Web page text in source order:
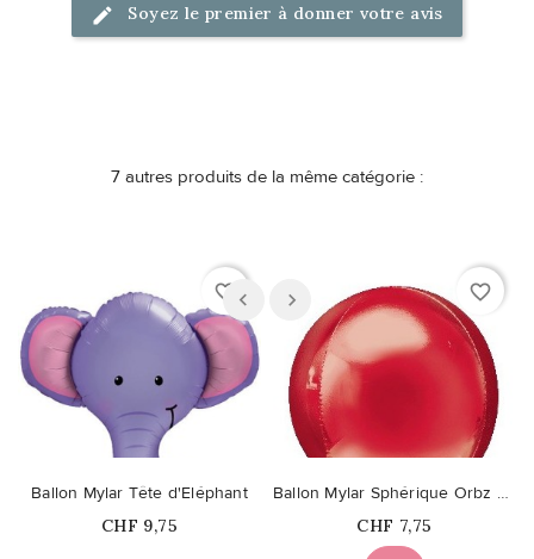
Soyez le premier à donner votre avis
7 autres produits de la même catégorie :
favorite_border
Ballon Mylar Tête d'Eléphant
Prix
CHF 9,75
favorite_border
Ballon Mylar Sphérique Orbz Rouge
Prix
CHF 7,75